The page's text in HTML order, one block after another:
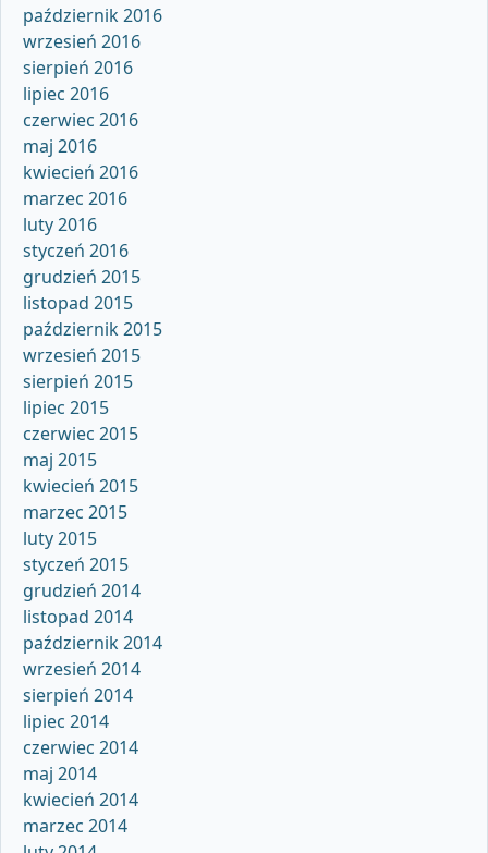
październik 2016
wrzesień 2016
sierpień 2016
lipiec 2016
czerwiec 2016
maj 2016
kwiecień 2016
marzec 2016
luty 2016
styczeń 2016
grudzień 2015
listopad 2015
październik 2015
wrzesień 2015
sierpień 2015
lipiec 2015
czerwiec 2015
maj 2015
kwiecień 2015
marzec 2015
luty 2015
styczeń 2015
grudzień 2014
listopad 2014
październik 2014
wrzesień 2014
sierpień 2014
lipiec 2014
czerwiec 2014
maj 2014
kwiecień 2014
marzec 2014